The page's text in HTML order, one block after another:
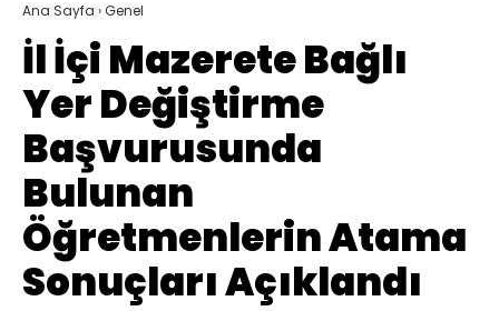
Ana Sayfa ›Genel
İl İçi Mazerete Bağlı
Yer Değiştirme
Başvurusunda
Bulunan
Öğretmenlerin Atama
Sonuçları Açıklandı